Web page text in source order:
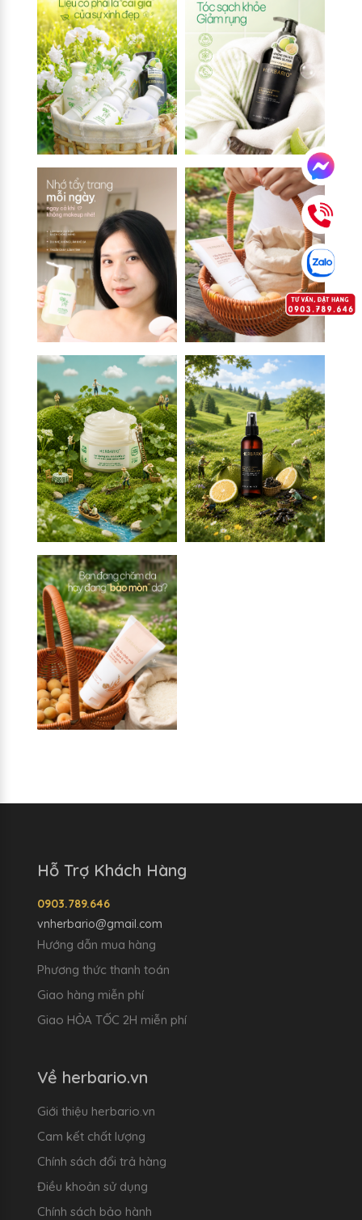
Hỗ Trợ Khách Hàng
0903.789.646
vnherbario@gmail.com
Hướng dẫn mua hàng
Phương thức thanh toán
Giao hàng miễn phí
Giao HỎA TỐC 2H miễn phí
Về herbario.vn
Giới thiệu herbario.vn
Cam kết chất lượng
Chính sách đổi trả hàng
Điều khoản sử dụng
Chính sách bảo hành